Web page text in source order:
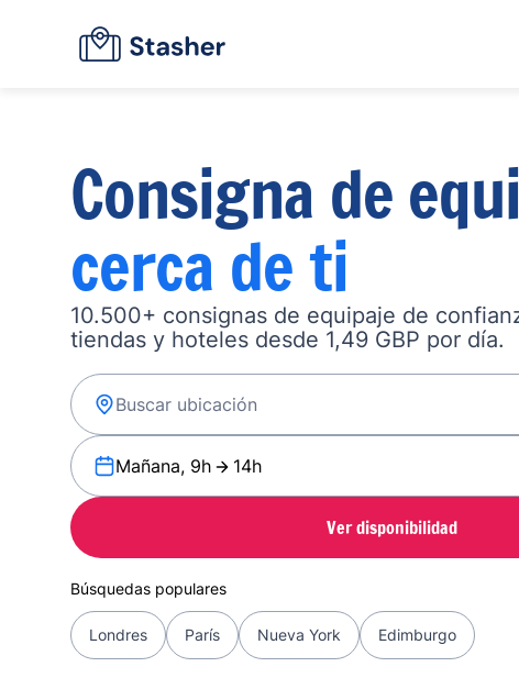
Consigna de
cerca de ti
10.500+ consignas de equipaje de
tiendas y hoteles desde 1,49 GBP por día.
Mañana, 9h 14h
Ver disponibilidad
Búsquedas populares
Londres París Nueva York Edimburgo